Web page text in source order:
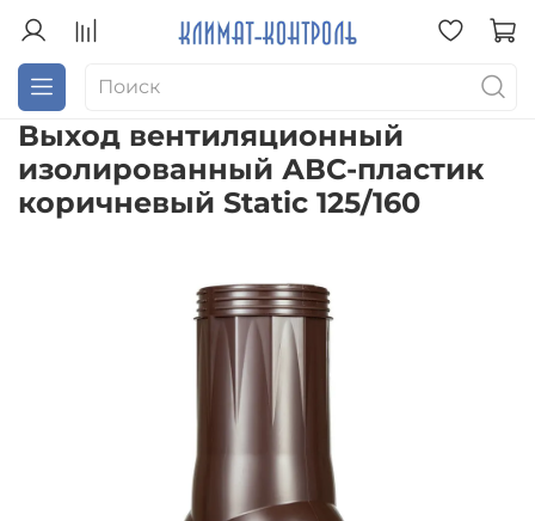
Выход вентиляционный
изолированный АВС-пластик
коричневый Static 125/160